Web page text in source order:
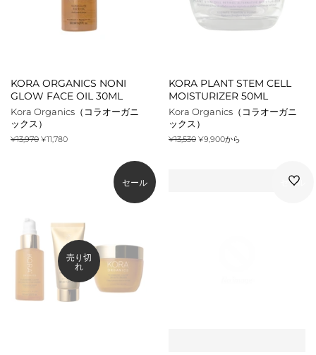
KORA ORGANICS NONI
GLOW FACE OIL 30ML
Kora Organics（コラオーガニ
ックス）
通
¥13,970 販
¥11,780
KORA PLANT STEM CELL
MOISTURIZER 50ML
Kora Organics（コラオーガニ
ックス）
通
¥13,530 ¥9,900から
セール
売り切
れ
セール